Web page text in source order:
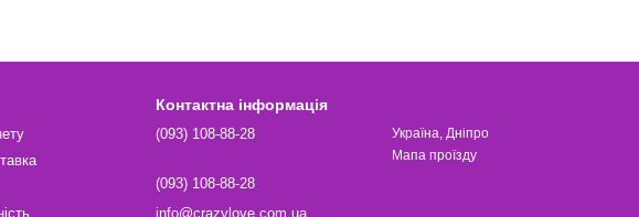
Контактна інформація
(093) 108-88-28
(093) 108-88-28
info@crazylove.com.ua
Україна, Дніпро
Мапа проїзду